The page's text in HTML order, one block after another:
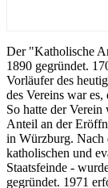
Der "Katholische
1890 gegründet.
Vorläufer des
des Vereins war
So hatte der
Anteil an der
in Würzburg. Nach
katholischen und
Staatsfeinde -
gegründet. 1971